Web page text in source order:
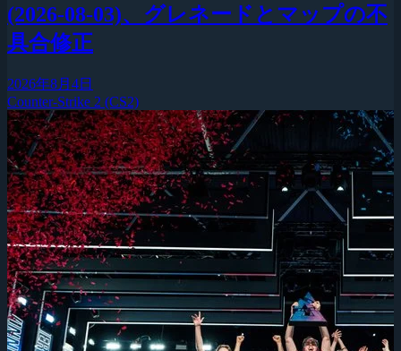
(2026-08-03)、グレネードとマップの不
具合修正
2026年8月4日
Counter-Strike 2 (CS2)